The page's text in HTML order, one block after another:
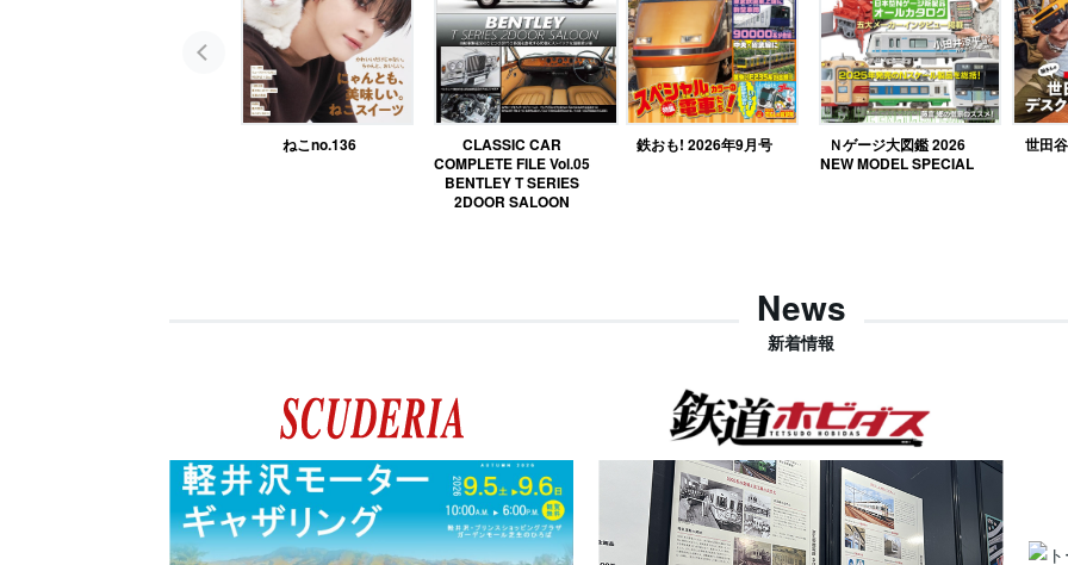
ねこno.136
CLASSIC CAR
COMPLETE FILE Vol.05
BENTLEY T SERIES
2DOOR SALOON
鉄おも! 2026年9月号
Ｎゲージ大図鑑 2026
NEW MODEL SPECIAL
世田
News
新着情報